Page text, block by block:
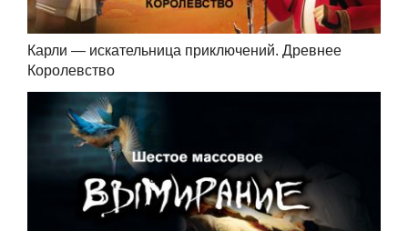
Карли — искательница приключений. Древнее
Королевство